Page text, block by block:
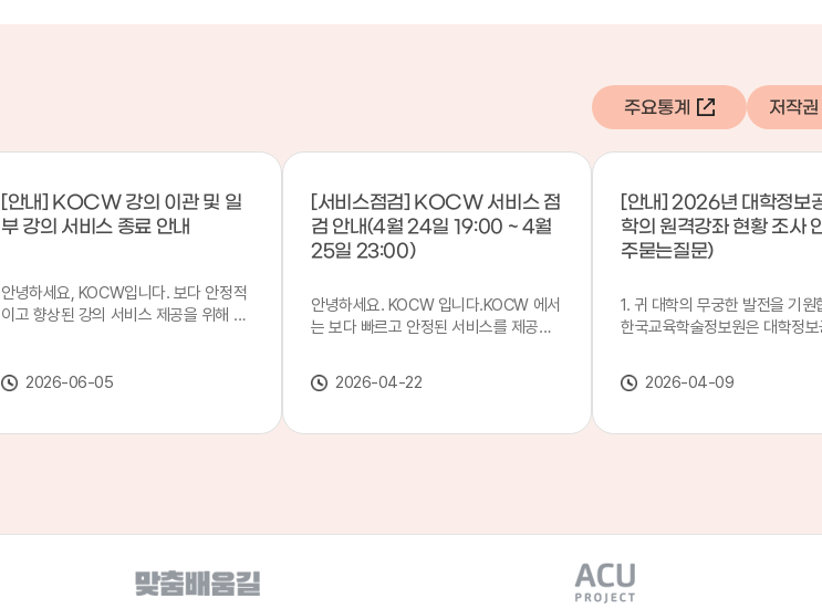
[안내] KOCW 강의 이관 및 일
부 강의 서비스 종료 안내
안녕하세요, KOCW입니다. 보다 안정적
이고 향상된 강의 서비스 제공을 위해 강
스가 종료될 예정이오니, 이용에 참고하
종료 강의 안내 이관 작업으로 인해 일부
었습니다. 서비스 종료 강의 목록은 아래
링크에서 확인하실 수 있습니다. → 서비
2026-06-05
[서비스점검] KOCW 서비스 점
검 안내(4월 24일 19:00 ~ 4월
25일 23:00)
안녕하세요. KOCW 입니다.KOCW 에서
는 보다 빠르고 안정된 서비스를 제공하
합니다.※ 서비스 점검 작업 일시 : 4월
24일(금) 19:00 ~ 4월 25일(토) 23:00
안 일시중지될 예정이오니, 이 점 양해하
2026-04-22
[안내] 2026년 대학정보
학의 원격강좌 현황 조사
주묻는질문)
1. 귀 대학의 무궁한 발전을 기원
한국교육학술정보원은 대학정
본 조사는 2025. 3. 1~2026. 2.
에 운영된 원격강좌(이러닝) 현
강좌(12-바)'에 데이터를 연계할
인시 캠퍼스인 경우 해당 캠퍼스
있는 기관명을 선택하시면 됩니
2026-04-09
주요통계 저작